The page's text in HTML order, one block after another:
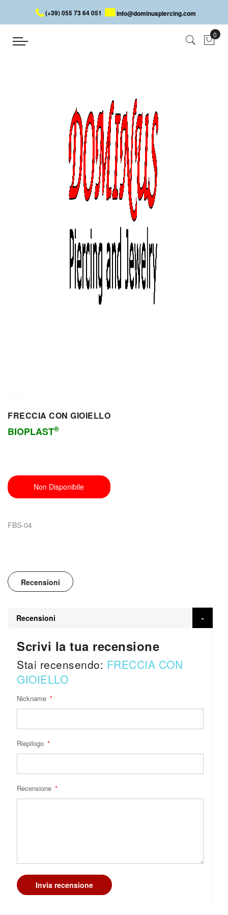
(+39) 055 73 64 051 info@dominuspiercing.com
FRECCIA CON GIOIELLO
FRECCIA CON GIOIELLO
FRECCIA CON GIOIELLO
BIOPLAST®
Non Disponibile
FBS-04
Recensioni
Recensioni
Scrivi la tua recensione
Stai recensendo: FRECCIA CON
GIOIELLO
Nickname
Riepilogo
Recensione
Invia recensione